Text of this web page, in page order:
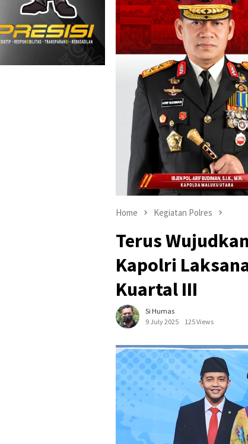
Home Kegiatan Polres
Terus
Kapolri
Kuartal III
Si Humas
9 July 2025
125 Views